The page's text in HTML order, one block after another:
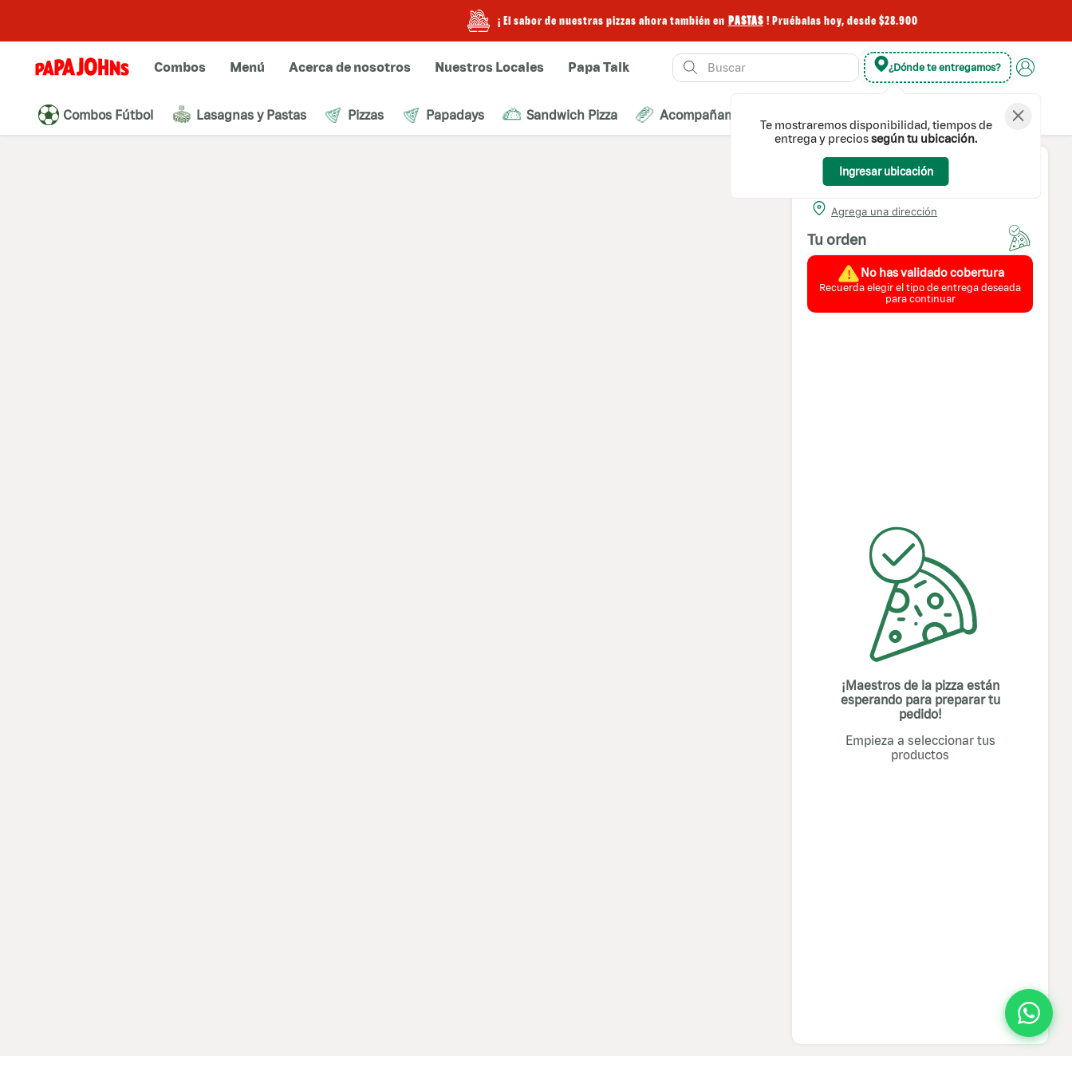
¡ El sabor de nuestras pizzas ahora también en PASTAS ! Pruébalas hoy, desde $28.900
Combos Menú Acerca de nosotros Nuestros Locales Papa Talk Buscar
¿Dónde te entregamos?
Te mostraremos disponibilidad, tiempos de
entrega y preciossegún tu ubicación.
Ingresar ubicación
Domicilio
Domicilio
Retiro en local
Agrega una dirección
Tu orden
¡Maestros de la pizza están
esperando para preparar tu
pedido!
Empieza a seleccionar tus
productos
No has validado cobertura
Recuerda elegir el tipo de entrega deseada
para continuar
Combos Fútbol Lasagnas y Pastas Pizzas Papadays Sandwich Pizza Acompañamientos Bebidas